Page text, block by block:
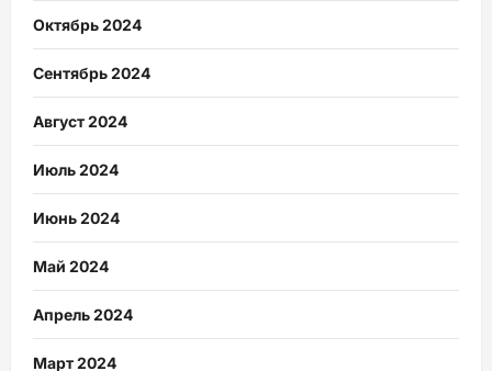
Октябрь 2024
Сентябрь 2024
Август 2024
Июль 2024
Июнь 2024
Май 2024
Апрель 2024
Март 2024